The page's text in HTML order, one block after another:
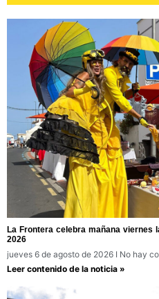
La Frontera celebra mañana viernes
2026
jueves 6 de agosto de 2026
No hay
Leer contenido de la noticia »